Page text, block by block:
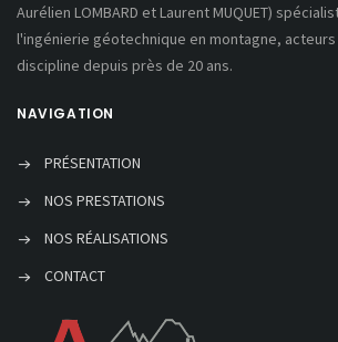
Aurélien LOMBARD et Laurent MUQUET)
l'ingénierie géotechnique en montagne,
discipline depuis près de 20 ans.
NAVIGATION
PRÉSENTATION
NOS PRESTATIONS
NOS RÉALISATIONS
CONTACT